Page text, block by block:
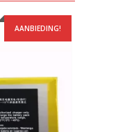
AANBIEDING!